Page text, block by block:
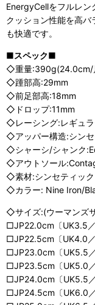
EnergyCellをフルレン
クッション性能を高
も快適です。
■スペック■
◇重量:390g(24.0cm/
◇踵部高:29mm
◇前足部高:18mm
◇ドロップ:11mm
◇レーシング:レギュ
◇アッパー構造:シンセ
◇シャーシ/シャンク
◇アウトソール
◇素材:シンセティッ
◇カラー: Nine Iron/
◇サイズ:(ウーマンズ
□JP22.0cm〔UK3.5／
□JP22.5cm〔UK4.0／
□JP23.0cm〔UK5.5／
□JP23.5cm〔UK5.0／
□JP24.0cm〔UK5.5／
□JP24.5cm〔UK6.0／